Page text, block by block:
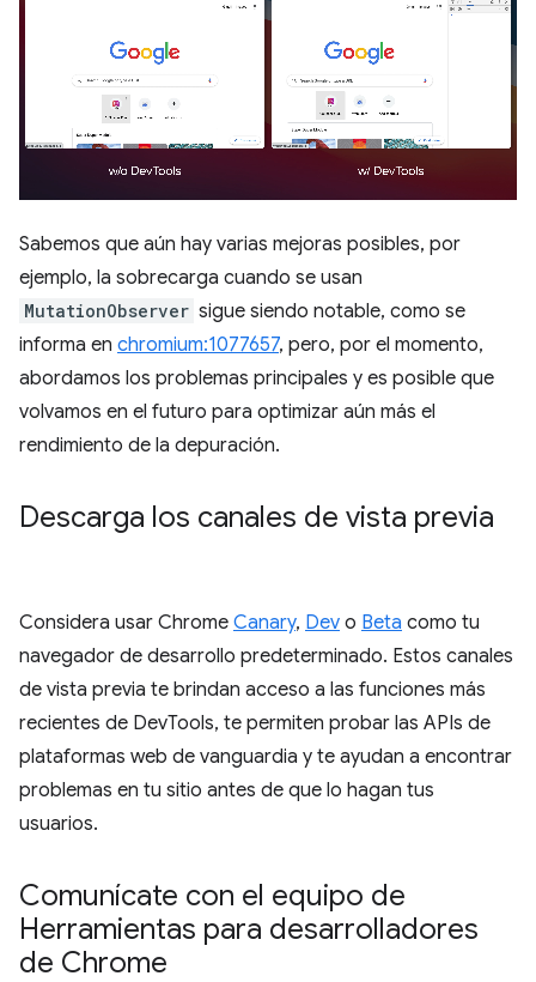
Sabemos que aún hay varias mejoras posibles, por
ejemplo, la sobrecarga cuando se usan
MutationObserver sigue siendo notable, como se
informa en chromium:1077657, pero, por el momento,
abordamos los problemas principales y es posible que
volvamos en el futuro para optimizar aún más el
rendimiento de la depuración.
Descarga los canales de vista previa
Considera usar Chrome Canary, Dev o Beta como tu
navegador de desarrollo predeterminado. Estos canales
de vista previa te brindan acceso a las funciones más
recientes de DevTools, te permiten probar las APIs de
plataformas web de vanguardia y te ayudan a encontrar
problemas en tu sitio antes de que lo hagan tus
usuarios.
Comunícate con el equipo de
Herramientas para desarrolladores
de Chrome